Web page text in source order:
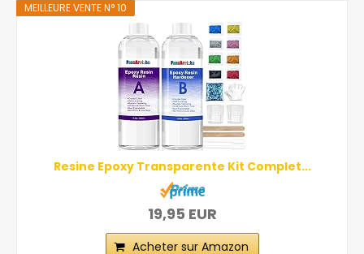
MEILLEURE VENTE N° 10
Resine Epoxy Transparente Kit Complet...
19,95 EUR
Acheter sur Amazon